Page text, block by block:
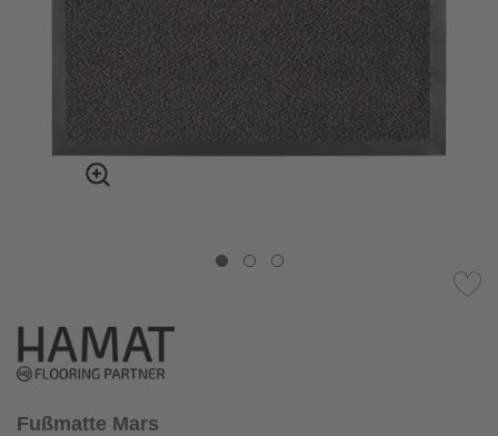
Fußmatte Mars